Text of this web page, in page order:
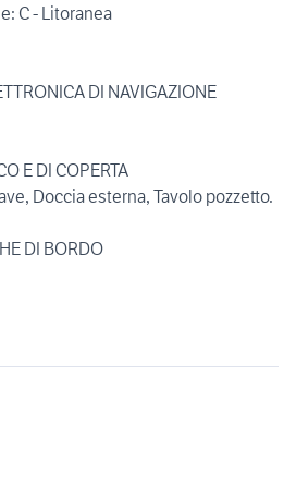
C - Litoranea
DI NAVIGAZIONE
E DI COPERTA
Doccia esterna, Tavolo pozzetto.
DI BORDO